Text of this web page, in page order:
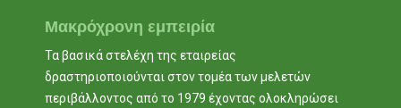
Μακρόχρονη εμπειρία
Τα βασικά στελέχη της εταιρείας
δραστηριοποιούνται στον τομέα των μελετών
περιβάλλοντος από το 1979 έχοντας ολοκληρώσει